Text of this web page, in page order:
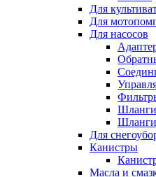
Для
Для
Для насосов
Для
Канистры
Масла и